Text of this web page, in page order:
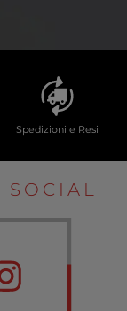
Spedizioni e Resi
SOCIAL